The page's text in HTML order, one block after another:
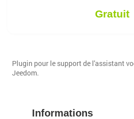
Gratuit
Plugin pour le support de l'assistant
Jeedom.
Informations